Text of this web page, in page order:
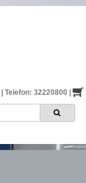
Telefon: 32220800 |